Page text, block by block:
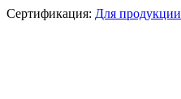
Сертификация: Для продукции